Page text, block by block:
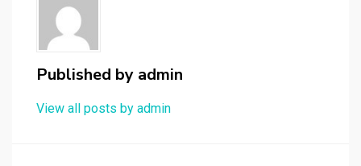
Published by admin
View all posts by admin